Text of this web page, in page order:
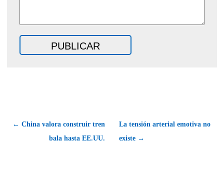
← China valora construir tren
bala hasta EE.UU.
La tensión arterial emotiva no
existe →